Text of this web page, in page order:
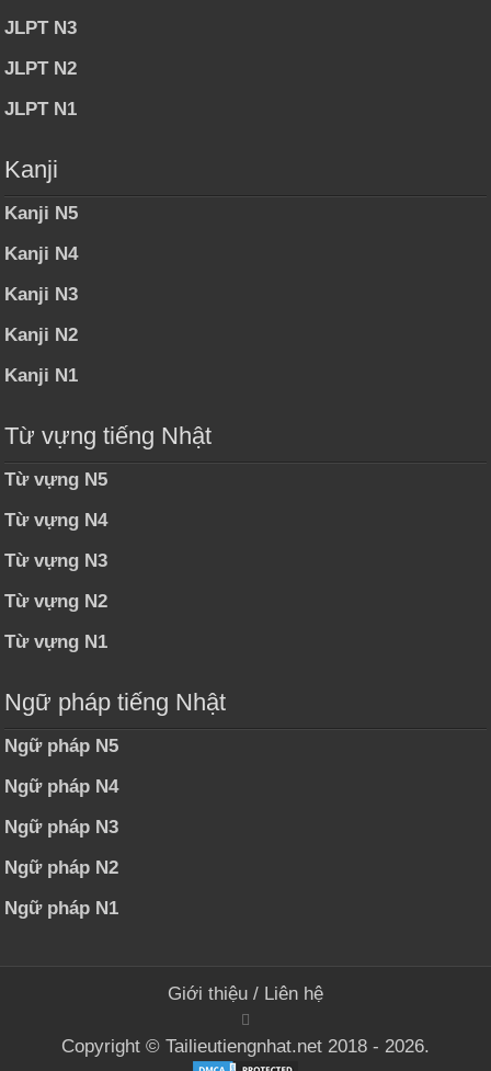
JLPT N3
JLPT N2
JLPT N1
Kanji
Kanji N5
Kanji N4
Kanji N3
Kanji N2
Kanji N1
Từ vựng tiếng Nhật
Từ vựng N5
Từ vựng N4
Từ vựng N3
Từ vựng N2
Từ vựng N1
Ngữ pháp tiếng Nhật
Ngữ pháp N5
Ngữ pháp N4
Ngữ pháp N3
Ngữ pháp N2
Ngữ pháp N1
Giới thiệu / Liên hệ
Copyright © Tailieutiengnhat.net 2018 - 2026.